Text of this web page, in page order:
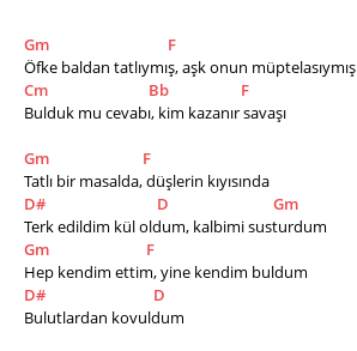
Gm
F
Öfke baldan tatlıymış, aşk onun müptelasıymış
Cm
Bb
F
Bulduk mu cevabı, kim kazanır savaşı
Gm
F
Tatlı bir masalda, düşlerin kıyısında
D#
D
Gm
Terk edildim kül oldum, kalbimi susturdum
Gm
F
Hep kendim ettim, yine kendim buldum
D#
D
Bulutlardan kovuldum